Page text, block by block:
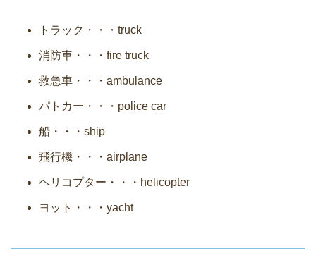
トラック・・・truck
消防車・・・fire truck
救急車・・・ambulance
パトカー・・・police car
船・・・ship
飛行機・・・airplane
ヘリコプター・・・helicopter
ヨット・・・yacht